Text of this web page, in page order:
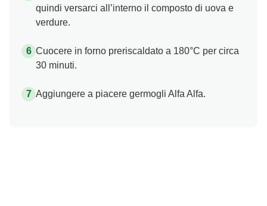
quindi versarci all’interno il composto di uova e
verdure.
Cuocere in forno preriscaldato a 180°C per circa
30 minuti.
Aggiungere a piacere germogli Alfa Alfa.